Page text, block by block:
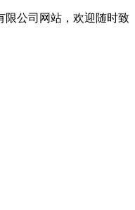
限公司网站，欢迎随时致